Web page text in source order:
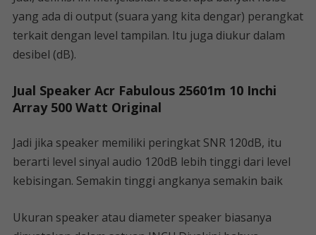
yang ada di output (suara yang kita dengar) perangkat
terkait dengan level tampilan. Itu juga diukur dalam
desibel (dB).
Jual Speaker Acr Fabulous 25601m 10 Inchi
Array 500 Watt Original
Jadi jika speaker memiliki peringkat SNR 120dB, itu
berarti level sinyal audio 120dB lebih tinggi dari level
kebisingan. Semakin tinggi angkanya semakin baik
Ukuran speaker atau diameter speaker biasanya